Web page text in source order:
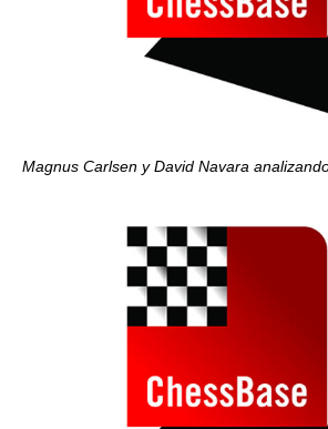
Magnus Carlsen y David Navara